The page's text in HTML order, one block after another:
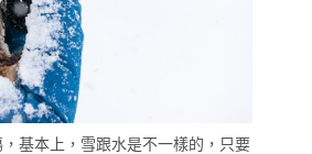
基本上，雪跟水是不一樣的，只要